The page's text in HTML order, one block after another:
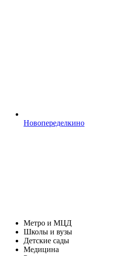
Новопеределкино
Метро и МЦД
Школы и вузы
Детские сады
Медицина